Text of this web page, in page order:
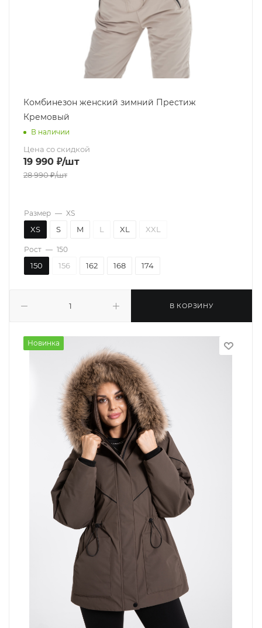
Комбинезон женский зимний Престиж
Кремовый
В наличии
Цена со скидкой
19 990 ₽/шт
28 990₽/шт
В КОРЗИНУ
Размер — XS
XS S M L XL XXL
Рост — 150
150 156 162 168 174
Новинка